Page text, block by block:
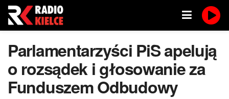
Parlamentarzyści PiS apelują
o rozsądek i głosowanie za
Funduszem Odbudowy